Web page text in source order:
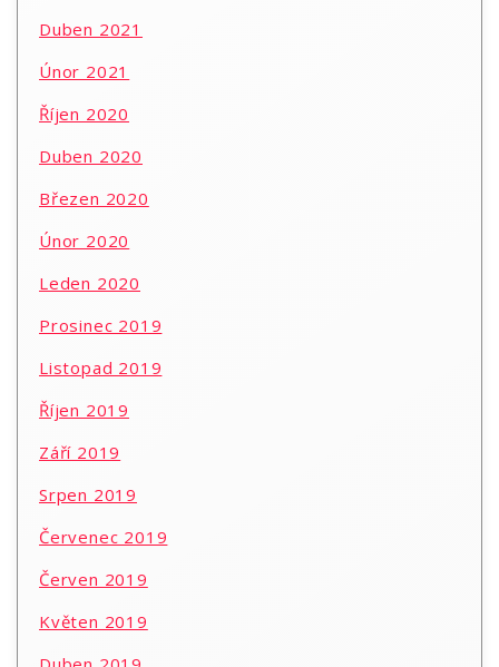
Duben 2021
Únor 2021
Říjen 2020
Duben 2020
Březen 2020
Únor 2020
Leden 2020
Prosinec 2019
Listopad 2019
Říjen 2019
Září 2019
Srpen 2019
Červenec 2019
Červen 2019
Květen 2019